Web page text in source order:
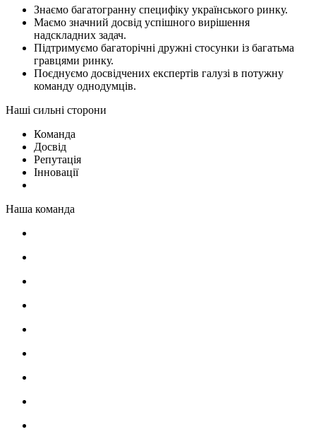
Знаємо багатогранну специфіку українського ринку.
Маємо значний досвід успішного вирішення
надскладних задач.
Підтримуємо багаторічні дружні стосунки із багатьма
гравцями ринку.
Поєднуємо досвідчених експертів галузі в потужну
команду однодумців.
Наші сильні сторони
Команда
Досвід
Репутація
Інновації
Наша команда